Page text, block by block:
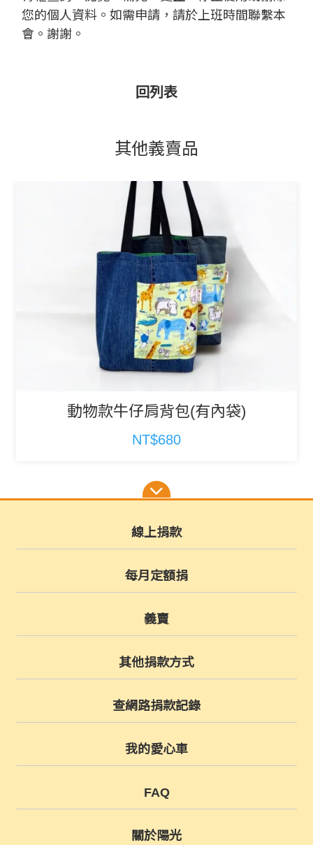
您的個人資料。如需申請，請於上班時間聯繫本
會。謝謝。
回列表
其他義賣品
動物款牛仔肩背包(有內袋)
NT$680
線上捐款
每月定額捐
義賣
其他捐款方式
查網路捐款記錄
我的愛心車
FAQ
關於陽光